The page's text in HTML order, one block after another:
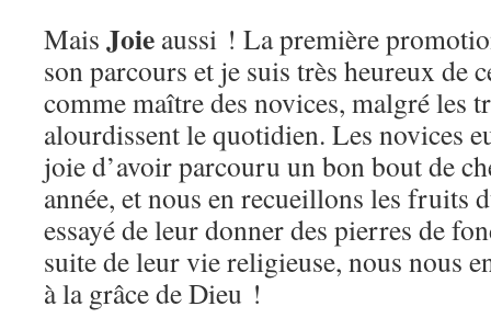
Mais Joie aussi ! La première
son parcours et je suis très heureux de
comme maître des novices, malgré les
alourdissent le quotidien. Les novices
joie d’avoir parcouru un bon bout de
année, et nous en recueillons les fruits
essayé de leur donner des pierres de
suite de leur vie religieuse, nous nous
à la grâce de Dieu !